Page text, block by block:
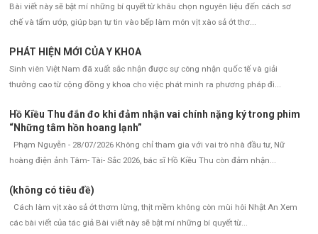
Bài viết này sẽ bật mí những bí quyết từ khâu chọn nguyên liệu đến cách sơ
chế và tẩm ướp, giúp bạn tự tin vào bếp làm món vịt xào sả ớt thơ...
PHÁT HIỆN MỚI CỦA Y KHOA
Sinh viên Việt Nam đã xuất sắc nhận được sự công nhận quốc tế và giải
thưởng cao từ cộng đồng y khoa cho việc phát minh ra phương pháp đi...
Hồ Kiều Thu đắn đo khi đảm nhận vai chính nặng ký trong phim
“Những tâm hồn hoang lạnh”
Phạm Nguyễn - 28/07/2026 Không chỉ tham gia với vai trò nhà đầu tư, Nữ
hoàng điện ảnh Tâm- Tài- Sắc 2026, bác sĩ Hồ Kiều Thu còn đảm nhận...
(không có tiêu đề)
Cách làm vịt xào sả ớt thơm lừng, thịt mềm không còn mùi hôi Nhật An Xem
các bài viết của tác giả Bài viết này sẽ bật mí những bí quyết từ...